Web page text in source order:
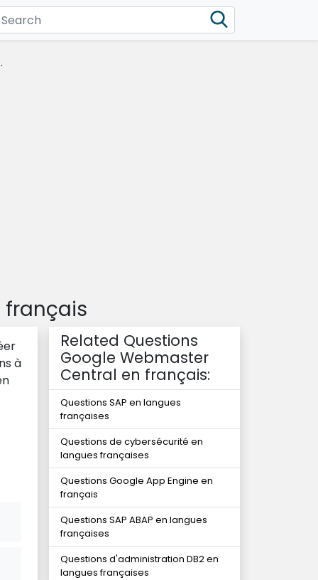
français
à
Related Questions
Google Webmaster
Central en français:
Questions SAP en langues
françaises
Questions de cybersécurité en
langues françaises
Questions Google App Engine en
français
Questions SAP ABAP en langues
françaises
Questions d'administration DB2 en
langues françaises